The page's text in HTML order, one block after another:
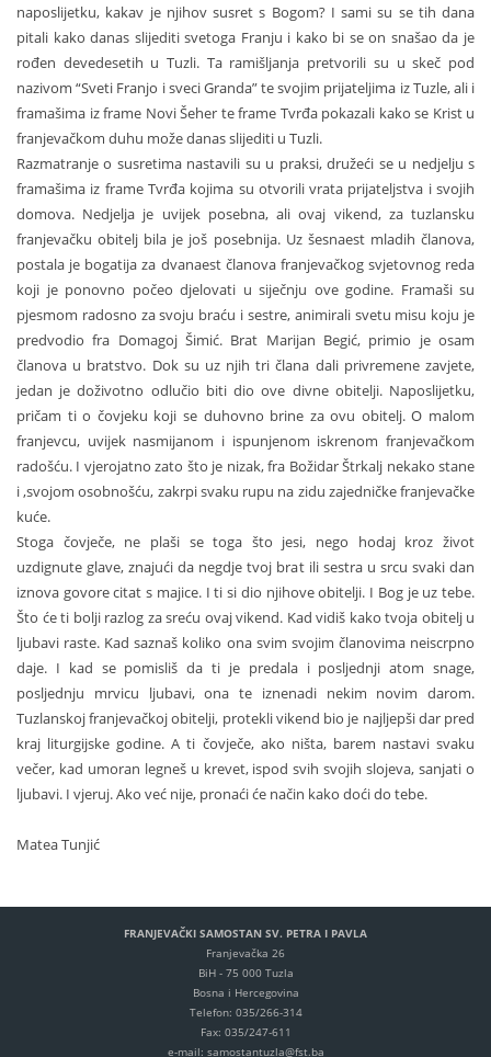
naposlijetku, kakav je njihov susret s Bogom? I sami su se tih dana
pitali kako danas slijediti svetoga Franju i kako bi se on snašao da je
rođen devedesetih u Tuzli. Ta ramišljanja pretvorili su u skeč pod
nazivom “Sveti Franjo i sveci Granda” te svojim prijateljima iz Tuzle, ali i
framašima iz frame Novi Šeher te frame Tvrđa pokazali kako se Krist u
franjevačkom duhu može danas slijediti u Tuzli.
Razmatranje o susretima nastavili su u praksi, družeći se u nedjelju s
framašima iz frame Tvrđa kojima su otvorili vrata prijateljstva i svojih
domova. Nedjelja je uvijek posebna, ali ovaj vikend, za tuzlansku
franjevačku obitelj bila je još posebnija. Uz šesnaest mladih članova,
postala je bogatija za dvanaest članova franjevačkog svjetovnog reda
koji je ponovno počeo djelovati u siječnju ove godine. Framaši su
pjesmom radosno za svoju braću i sestre, animirali svetu misu koju je
predvodio fra Domagoj Šimić. Brat Marijan Begić, primio je osam
članova u bratstvo. Dok su uz njih tri člana dali privremene zavjete,
jedan je doživotno odlučio biti dio ove divne obitelji. Naposlijetku,
pričam ti o čovjeku koji se duhovno brine za ovu obitelj. O malom
franjevcu, uvijek nasmijanom i ispunjenom iskrenom franjevačkom
radošću. I vjerojatno zato što je nizak, fra Božidar Štrkalj nekako stane
i ,svojom osobnošću, zakrpi svaku rupu na zidu zajedničke franjevačke
kuće.
Stoga čovječe, ne plaši se toga što jesi, nego hodaj kroz život
uzdignute glave, znajući da negdje tvoj brat ili sestra u srcu svaki dan
iznova govore citat s majice. I ti si dio njihove obitelji. I Bog je uz tebe.
Što će ti bolji razlog za sreću ovaj vikend. Kad vidiš kako tvoja obitelj u
ljubavi raste. Kad saznaš koliko ona svim svojim članovima neiscrpno
daje. I kad se pomisliš da ti je predala i posljednji atom snage,
posljednju mrvicu ljubavi, ona te iznenadi nekim novim darom.
Tuzlanskoj franjevačkoj obitelji, protekli vikend bio je najljepši dar pred
kraj liturgijske godine. A ti čovječe, ako ništa, barem nastavi svaku
večer, kad umoran legneš u krevet, ispod svih svojih slojeva, sanjati o
ljubavi. I vjeruj. Ako već nije, pronaći će način kako doći do tebe.
Matea Tunjić
FRANJEVAČKI SAMOSTAN SV. PETRA I PAVLA
Franjevačka 26
BiH - 75 000 Tuzla
Bosna i Hercegovina
Telefon: 035/266-314
Fax: 035/247-611
e-mail: samostantuzla@fst.ba